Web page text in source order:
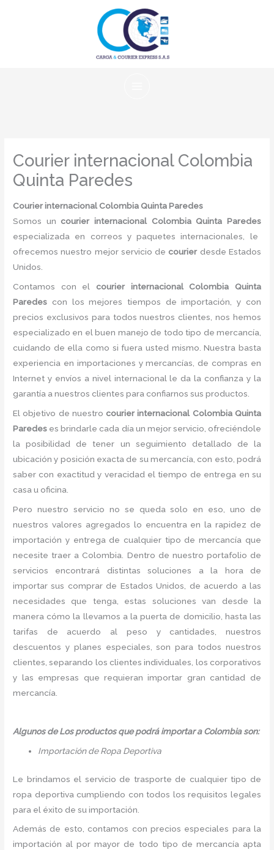
Courier internacional Colombia
Quinta Paredes
Courier internacional Colombia Quinta Paredes
Somos un courier internacional Colombia Quinta Paredes
especializada en correos y paquetes internacionales, le
ofrecemos nuestro mejor servicio de courier desde Estados
Unidos.
Contamos con el courier internacional Colombia Quinta
Paredes con los mejores tiempos de importación, y con
precios exclusivos para todos nuestros clientes, nos hemos
especializado en el buen manejo de todo tipo de mercancía,
cuidando de ella como si fuera usted mismo. Nuestra basta
experiencia en importaciones y mercancías, de compras en
Internet y envíos a nivel internacional le da la confianza y la
garantía a nuestros clientes para confiarnos sus productos.
El objetivo de nuestro courier internacional Colombia Quinta
Paredes es brindarle cada día un mejor servicio, ofreciéndole
la posibilidad de tener un seguimiento detallado de la
ubicación y posición exacta de su mercancía, con esto, podrá
saber con exactitud y veracidad el tiempo de entrega en su
casa u oficina.
Pero nuestro servicio no se queda solo en eso, uno de
nuestros valores agregados lo encuentra en la rapidez de
importación y entrega de cualquier tipo de mercancía que
necesite traer a Colombia. Dentro de nuestro portafolio de
servicios encontrará distintas soluciones a la hora de
importar sus comprar de Estados Unidos, de acuerdo a las
necesidades que tenga, estas soluciones van desde la
manera cómo la llevamos a la puerta de domicilio, hasta las
tarifas de acuerdo al peso y cantidades, nuestros
descuentos y planes especiales, son para todos nuestros
clientes, separando los clientes individuales, los corporativos
y las empresas que requieran importar gran cantidad de
mercancía.
Algunos de Los productos que podrá importar a Colombia son:
Importación de Ropa Deportiva
Le brindamos el servicio de trasporte de cualquier tipo de
ropa deportiva cumpliendo con todos los requisitos legales
para el éxito de su importación.
Además de esto, contamos con precios especiales para la
importación al por mayor de todo tipo de mercancía apta